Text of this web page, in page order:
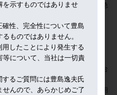
用回復を過大評価して利上げを急
への影響の見極めだ。
要経済指標が軒並み悪化してい
切ることが出来るのか。
用統計は、事前予測が６０万人台
下振れした。
ば、前座扱いされがちな民間雇用
を示すものではありませ
性、完全性について豊島
ものではありません。
したことにより発生する
等について、当社は一切責
るご質問には豊島逸夫氏
んので、あらかじめご了